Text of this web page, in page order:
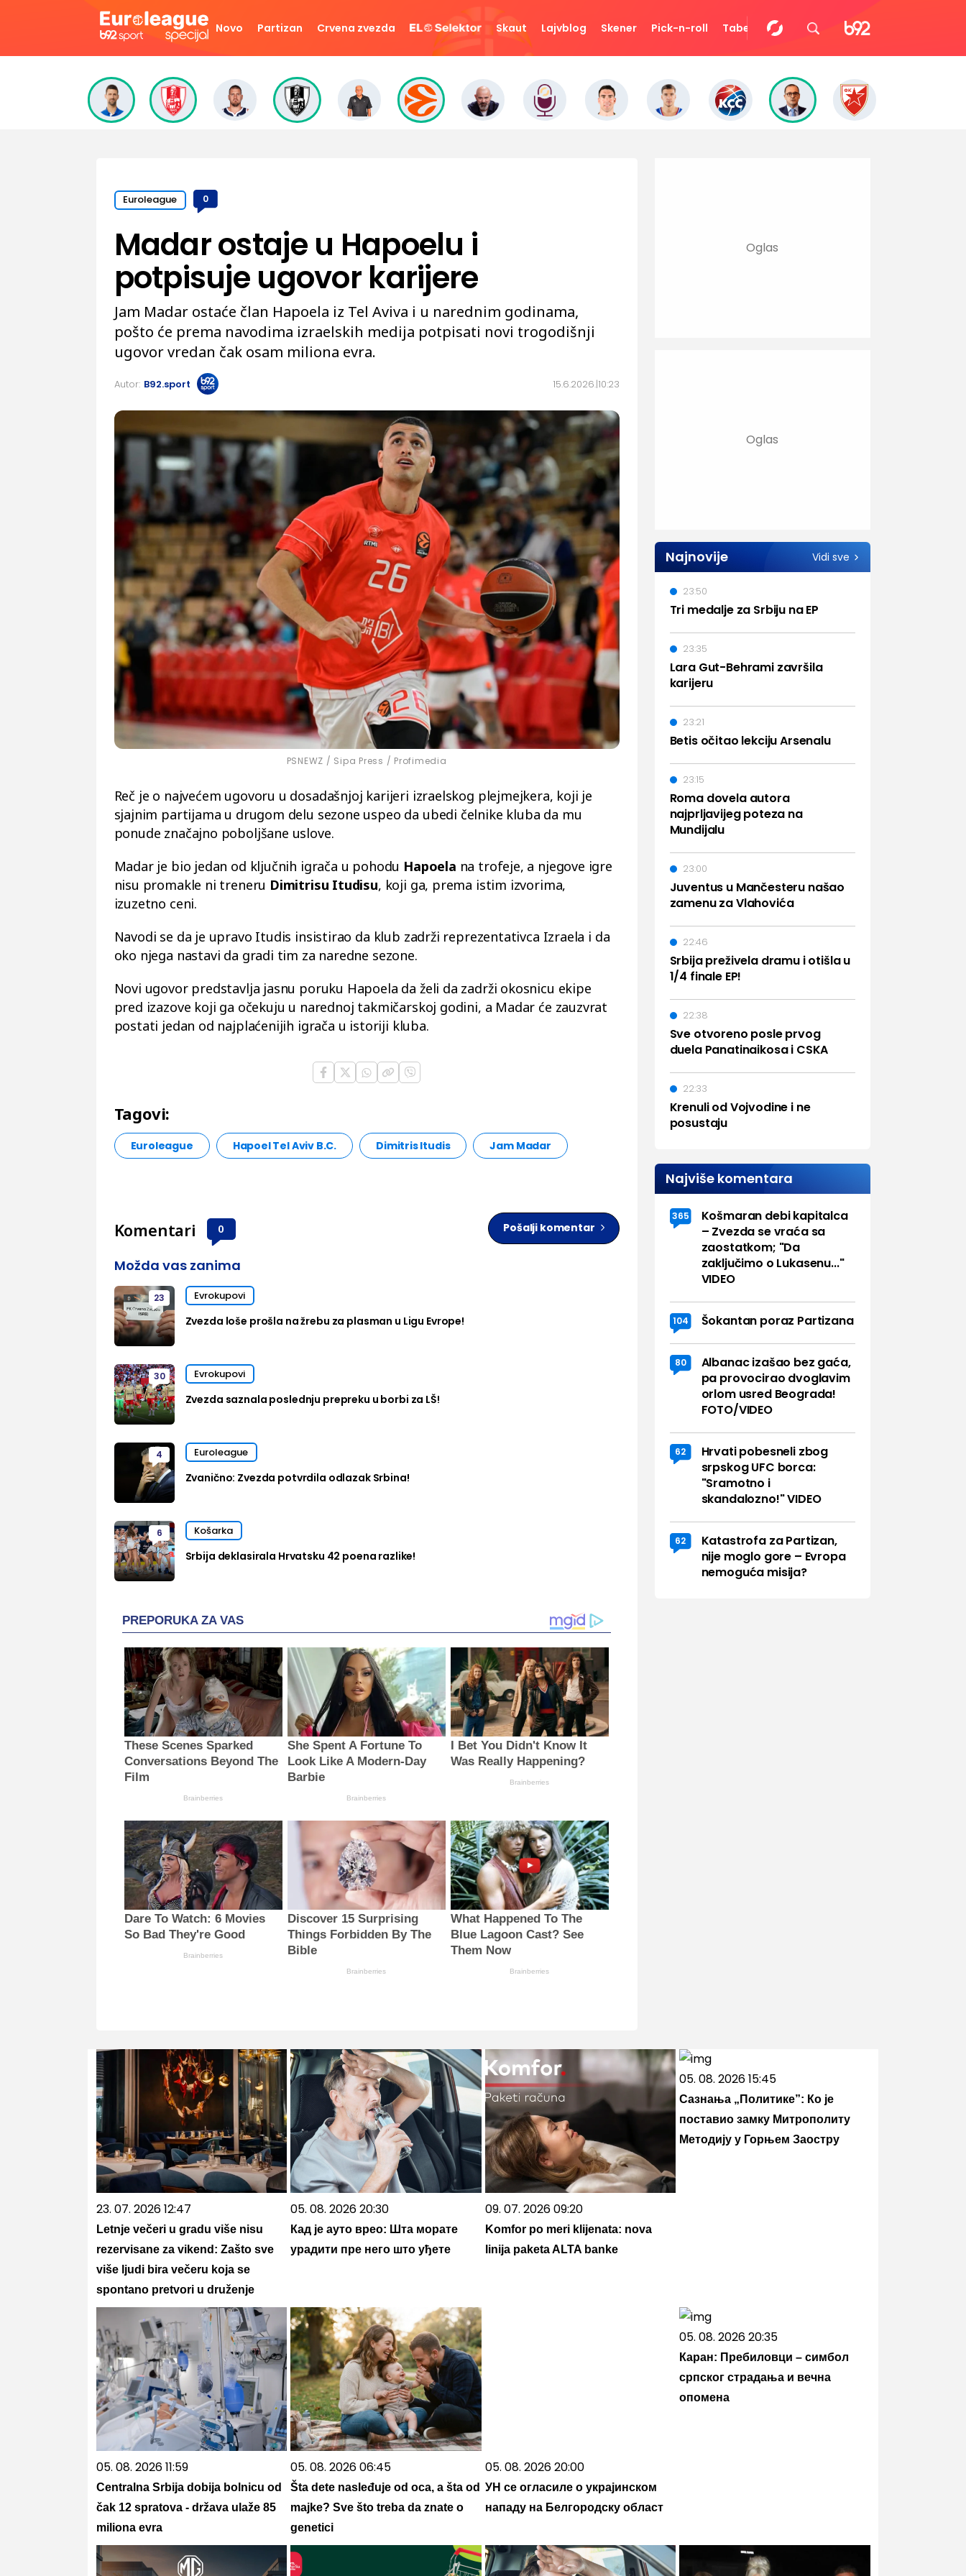
Novo Partizan Crvena zvezda Skaut Lajvblog Skener Pick-n-roll Tabela Video Eurocup
Euroleague 0
15.6.2026. 10:23
Madar ostaje u Hapoelu i
potpisuje ugovor karijere
Jam Madar ostaće član Hapoela iz Tel Aviva i u narednim godinama,
pošto će prema navodima izraelskih medija potpisati novi trogodišnji
ugovor vredan čak osam miliona evra.
Autor: B92.sport
PSNEWZ / Sipa Press / Profimedia
Reč je o najvećem ugovoru u dosadašnjoj karijeri izraelskog plejmejkera, koji je
sjajnim partijama u drugom delu sezone uspeo da ubedi čelnike kluba da mu
ponude značajno poboljšane uslove.
Madar je bio jedan od ključnih igrača u pohodu Hapoela na trofeje, a njegove igre
nisu promakle ni treneru Dimitrisu Itudisu, koji ga, prema istim izvorima,
izuzetno ceni.
Navodi se da je upravo Itudis insistirao da klub zadrži reprezentativca Izraela i da
oko njega nastavi da gradi tim za naredne sezone.
Novi ugovor predstavlja jasnu poruku Hapoela da želi da zadrži okosnicu ekipe
pred izazove koji ga očekuju u narednoj takmičarskoj godini, a Madar će zauzvrat
postati jedan od najplaćenijih igrača u istoriji kluba.
Tagovi:
Euroleague Hapoel Tel Aviv B.C. Dimitris Itudis Jam Madar
Komentari 0 Pošalji komentar
Možda vas zanima
23 Evrokupovi
Zvezda loše prošla na žrebu za plasman u Ligu Evrope!
30 Evrokupovi
Zvezda saznala poslednju prepreku u borbi za LŠ!
4 Euroleague
Zvanično: Zvezda potvrdila odlazak Srbina!
6 Košarka
Srbija deklasirala Hrvatsku 42 poena razlike!
PREPORUKA ZA VAS
These Scenes Sparked
Conversations Beyond The
Film
Brainberries
She Spent A Fortune To
Look Like A Modern-Day
Barbie
Brainberries
I Bet You Didn't Know It
Was Really Happening?
Brainberries
Dare To Watch: 6 Movies
So Bad They're Good
Brainberries
Discover 15 Surprising
Things Forbidden By The
Bible
Brainberries
What Happened To The
Blue Lagoon Cast? See
Them Now
Brainberries
Najnovije Vidi sve
Tri medalje za Srbiju na EP
23:50
Lara Gut-Behrami završila
karijeru
23:35
Betis očitao lekciju Arsenalu
23:21
Roma dovela autora
najprljavijeg poteza na
Mundijalu
23:15
Juventus u Mančesteru našao
zamenu za Vlahovića
23:00
Srbija preživela dramu i otišla u
1/4 finale EP!
22:46
Sve otvoreno posle prvog
duela Panatinaikosa i CSKA
22:38
Krenuli od Vojvodine i ne
posustaju
22:33
Najviše komentara
365
Košmaran debi kapitalca
– Zvezda se vraća sa
zaostatkom; "Da
zaključimo o Lukasenu..."
VIDEO
104 Šokantan poraz Partizana
80
Albanac izašao bez gaća,
pa provocirao dvoglavim
orlom usred Beograda!
FOTO/VIDEO
62
Hrvati pobesneli zbog
srpskog UFC borca:
"Sramotno i
skandalozno!" VIDEO
62
Katastrofa za Partizan,
nije moglo gore – Evropa
nemoguća misija?
23. 07. 2026 12:47
Letnje večeri u gradu više nisu
rezervisane za vikend: Zašto sve
više ljudi bira večeru koja se
spontano pretvori u druženje
05. 08. 2026 20:30
Кад је ауто врео: Шта морате
урадити пре него што уђете
09. 07. 2026 09:20
Komfor po meri klijenata: nova
linija paketa ALTA banke
05. 08. 2026 15:45
Сазнања „Политике”: Ко је
поставио замку Митрополиту
Методију у Горњем Заостру
05. 08. 2026 11:59
Centralna Srbija dobija bolnicu od
čak 12 spratova - država ulaže 85
miliona evra
05. 08. 2026 06:45
Šta dete nasleđuje od oca, a šta od
majke? Sve što treba da znate o
genetici
05. 08. 2026 20:00
УН се огласиле о украјинском
нападу на Белгородску област
05. 08. 2026 20:35
Каран: Пребиловци – симбол
српског страдања и вечна
опомена